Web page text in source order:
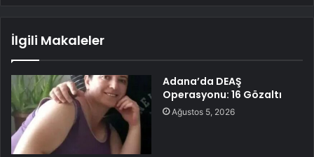
İlgili Makaleler
Adana’da DEAŞ
Operasyonu: 16 Gözaltı
Ağustos 5, 2026